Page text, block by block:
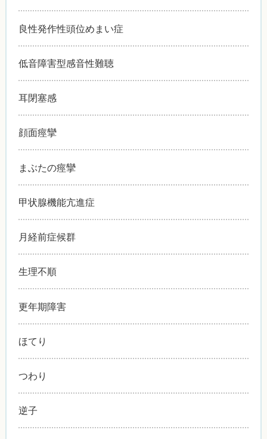
良性発作性頭位めまい症
低音障害型感音性難聴
耳閉塞感
顔面痙攣
まぶたの痙攣
甲状腺機能亢進症
月経前症候群
生理不順
更年期障害
ほてり
つわり
逆子